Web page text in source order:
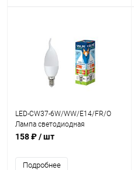
LED-CW37-6W/WW/E14/FR/O
Лампа светодиодная
Vople.Форма "свеча на
бел
158 ₽/ шт
Подробнее